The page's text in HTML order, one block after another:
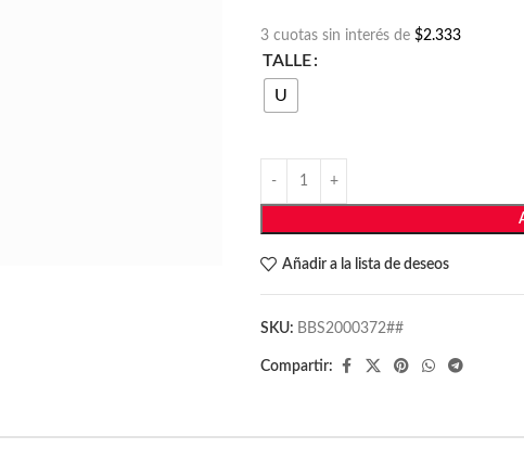
3 cuotas sin interés de$2.333
TALLE
U
Añadir a la lista de deseos
SKU: BBS2000372##
Compartir: